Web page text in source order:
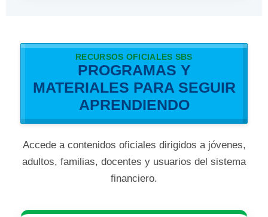
RECURSOS OFICIALES SBS
PROGRAMAS Y
MATERIALES PARA SEGUIR
APRENDIENDO
Accede a contenidos oficiales dirigidos a jóvenes,
adultos, familias, docentes y usuarios del sistema
financiero.